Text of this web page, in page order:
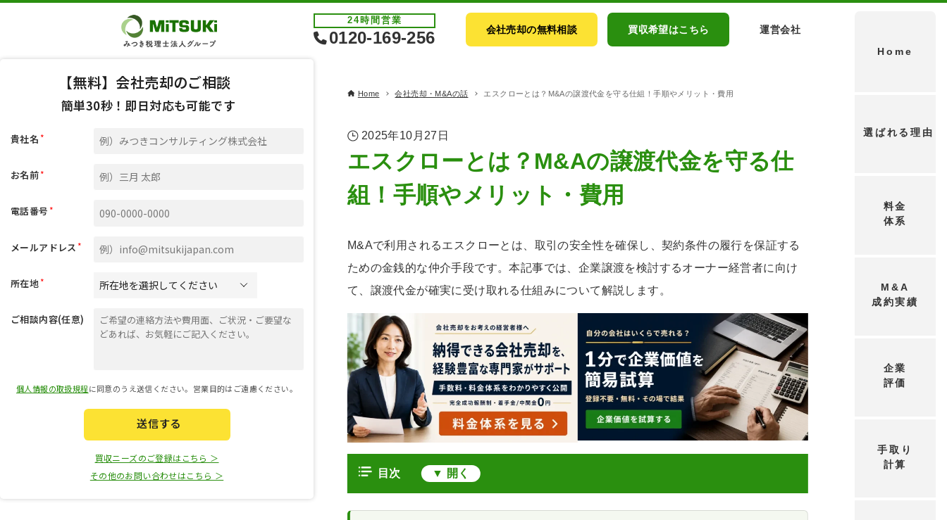
24時間 営業
0120-169-256 会社売却の無料相談 買収希望はこちら
運営会社
Home
選ばれる理由
料金
体系
M&A
成約実績
企業
評価
手取り
計算
Home 会社売却・M&Aの話 エスクローとは？M&Aの譲渡代金を守る仕組！手順やメリット・費用
2025年10月27日
エスクローとは？M&Aの譲渡代金を守る仕
組！手順やメリット・費用
M&Aで利用されるエスクローとは、取引の安全性を確保し、契約条件の履行を保証する
ための金銭的な仲介手段です。本記事では、企業譲渡を検討するオーナー経営者に向け
て、譲渡代金が確実に受け取れる仕組みについて解説します。
目次
【無料】会社売却のご相談
簡単30秒！即日対応も可能です
貴社名 *
お名前*
電話番号 *
メールアドレス *
所在地*
ご相談内容(任意)
個人情報の取扱規程に同意のうえ送信ください。営業目的はご遠慮ください。
送信する
買収ニーズのご登録はこちら ＞
その他のお問い合わせはこちら ＞